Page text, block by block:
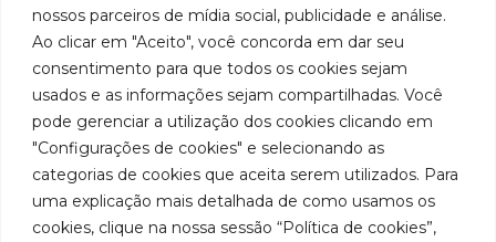
nossos parceiros de mídia social, publicidade e análise.
Ao clicar em "Aceito", você concorda em dar seu
consentimento para que todos os cookies sejam
usados e as informações sejam compartilhadas. Você
pode gerenciar a utilização dos cookies clicando em
"Configurações de cookies" e selecionando as
categorias de cookies que aceita serem utilizados. Para
uma explicação mais detalhada de como usamos os
cookies, clique na nossa sessão “Política de cookies”,
de
equipamentos
para
lubrificação
e
abastecimento
da
Assistências
Técnicas
Seja um
representante
Trabalhe
Conosco
Rua
Tiradentes,
931 – Anexo
Franchini,
50/96
Bairro: Santa
Terezinha
São Bernardo
do Campo –
LinkedIn
Instagram